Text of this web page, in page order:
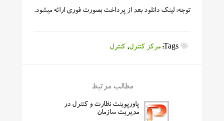
توجه: لینک دانلود بعد از پرداخت بصورت فوری ارائه میشود.
Tags: مرکز کنترل, کنترل
مطالب مرتبط
پاورپوینت نظارت و کنترل در
مدیریت سازمان